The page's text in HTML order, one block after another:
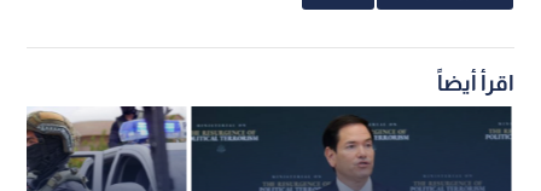
اقرأ أيضاً